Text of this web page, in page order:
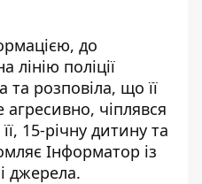
до
поліції
та розповіла, що її
чіплявся
15-річну дитину та
Інформатор із
джерела.